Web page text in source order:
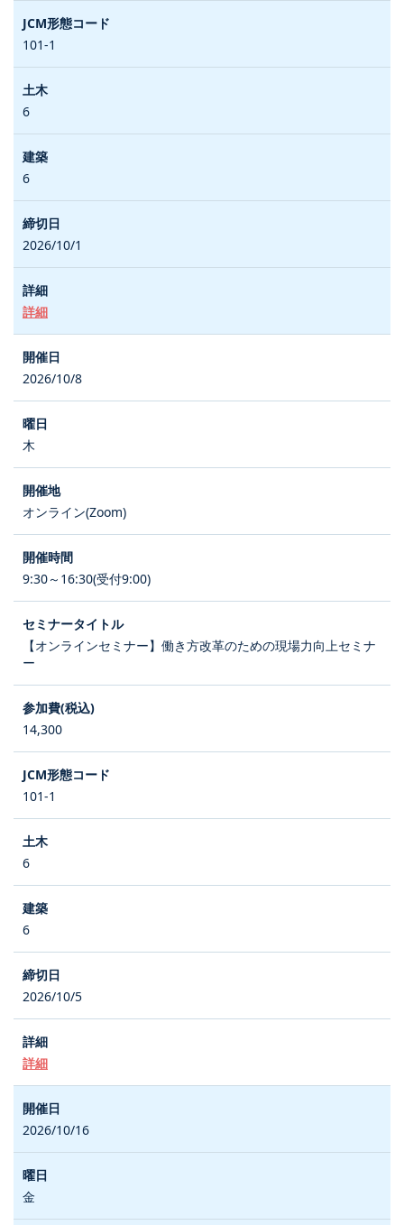
101-1
6
6
2026/10/1
詳細
2026/10/8
木
オンライン(Zoom)
9:30～16:30(受付9:00)
【オンラインセミナー】働き方改革のための現場力向上セミナ
ー
14,300
101-1
6
6
2026/10/5
詳細
2026/10/16
金